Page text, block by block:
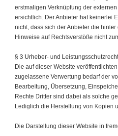
erstmaligen Verknüpfung der
ersichtlich. Der Anbieter hat keinerlei
nicht, dass sich der Anbieter die
Hinweise auf Rechtsverstöße nicht
§ 3 Urheber- und
Die auf dieser Website
zugelassene Verwertung bedarf der
Bearbeitung, Übersetzung,
Rechte Dritter sind dabei als solche
Lediglich die Herstellung von Kopien
Die Darstellung dieser Website in